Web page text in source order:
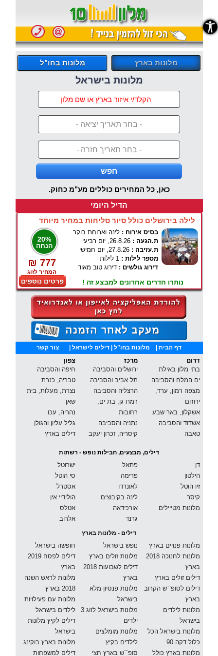
מלונות בחו"ל מלונות בארץ
מלונות בישראל
- בחר תאריך יציאה -
- בחר תאריך חזרה -
חפש
כאן, כל המחירים כוללים מע"מ כחוק.
הדיל היומי
לילה בירושלים כולל סיור סליחות במחיר מיוחד
20%
הנחה
₪ 777
המחיר לזוג
פרטים נוספים
בסיס אירוח : לינה וארוחת בוקר
ת.הגעה : 26.8.26, יום רביעי
ת.עזיבה : 27.8.26, יום חמישי
מספר לילות : 1 לילות
דירוג גולשים : דירוג טוב מאוד
נותרו חדרים אחרונים למבצע זה !
דף הבית מלונות בחו"ל | דילים לישראל | צור קשר
צפון
חיפה והסביבה
טבריה, כנרת
נצרת, מעלות, בית
שאן
נהריה, עכו
גליל עליון והגולן
דילים בארץ
מרכז
ירושלים והסביבה
תל אביב והסביבה
הרצליה והסביבה
רמת גן, בת ים,
רחובות
נתניה והסביבה
קיסריה, זכרון יעקב
דרום
בתי מלון באילת
ים המלח והסביבה
מצפה רמון, ערד,
ירוחם
אשקלון, באר שבע
אשדוד והסביבה
טאבה
דילים, מבצעים, חבילות נופש - רשתות
ישרוטל
סי הוטל
אסטרל
הולידיי אין
אטלס
אלרוב
פתאל
פרימה
לאונרדו
לינה בקיבוצים
אורכידאה
גרנד
דן
הילטון
זיו הוטל
קיסר
מלונות מטייילים
דילים - מלונות בארץ
חופשה בישראל
דילים לפסח 2019
בארץ
מלונות לראש השנה
2018 בארץ
מלונות עם פעילויות
לילדים בישראל
דילים לקיץ מלונות
בישראל
מלונות בארץ בוקינג
דילים למשפחות
נופש בישראל
מלונות זולים בארץ
דילים לשבועות 2018
בארץ
מלונות פנסיון מלא
בישראל
מלונות בישראל לזוג 3
ילדים
מלונות מומלצים
לילדים בקיץ
סופ``ש בארץ חצי
מלונות פנויים בארץ
מלונות לחנוכה 2018
בארץ
דילים זולים בארץ
דילים לסופ``ש הקרוב
בארץ
מלונות לילדים
בישראל
מלונות בישראל הכל
כלול דקה 90
מלונות בארץ כולל
נגישות